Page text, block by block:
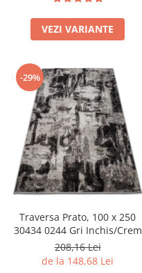
VEZI VARIANTE
-29%
Traversa Prato, 100 x 250
30434 0244 Gri Inchis/Crem
208,16 Lei
de la 148,68 Lei